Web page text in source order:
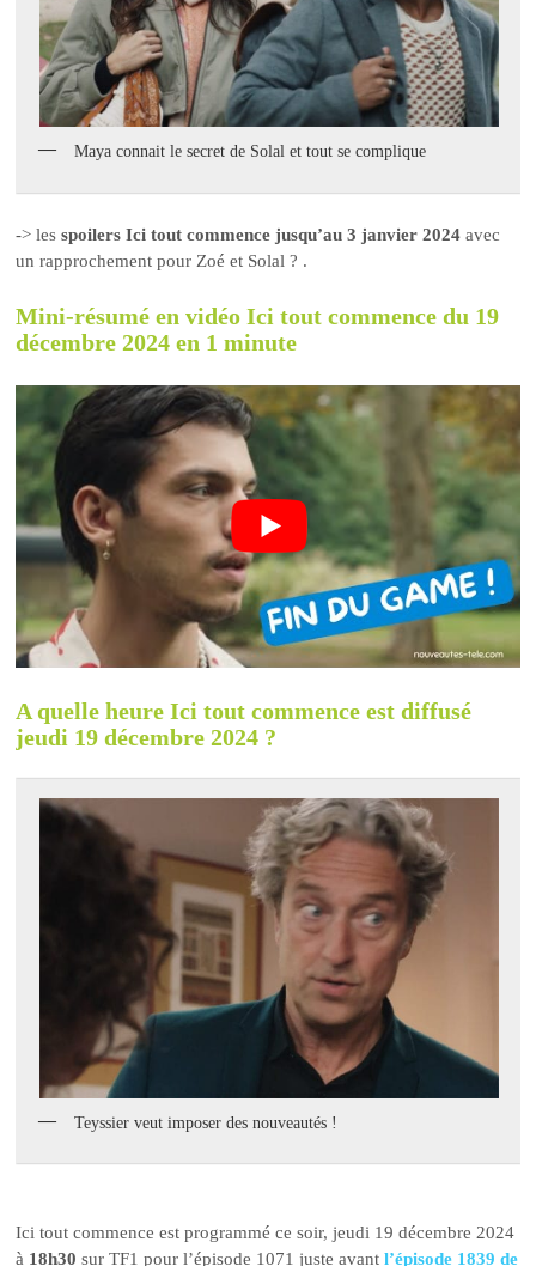
Maya connait le secret de Solal et tout se complique
-> lesspoilers Ici tout commence jusqu’au 3 janvier 2024 avec
un rapprochement pour Zoé et Solal ? .
Mini-résumé en vidéo Ici tout commence du 19
décembre 2024 en 1 minute
A quelle heure Ici tout commence est diffusé
jeudi 19 décembre 2024 ?
Teyssier veut imposer des nouveautés !
Ici tout commence est programmé ce soir, jeudi 19 décembre 2024
à 18h30 sur TF1 pour l’épisode 1071 juste avantl’épisode 1839 de